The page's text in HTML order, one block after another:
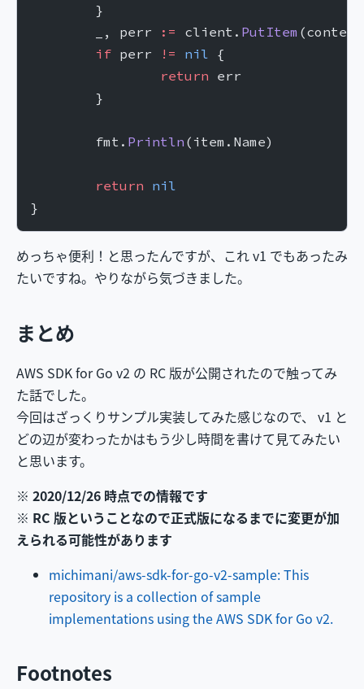
	}
	_, perr
:= client. PutItem
	if
perr != nil {
		return
err
	}
	fmt.
Println(item.Name)
	return
nil
}
めっちゃ便利！と思ったんですが、これ v1 でもあったみ
たいですね。やりながら気づきました。
まとめ
AWS SDK for Go v2 の RC 版が公開されたので触ってみ
た話でした。
今回はざっくりサンプル実装してみた感じなので、 v1 と
どの辺が変わったかはもう少し時間を書けて見てみたい
と思います。
※ 2020/12/26 時点での情報です
※ RC 版ということなので正式版になるまでに変更が加
えられる可能性があります
michimani/aws-sdk-for-go-v2-sample: This
repository is a collection of sample
implementations using the AWS SDK for Go v2.
Footnotes